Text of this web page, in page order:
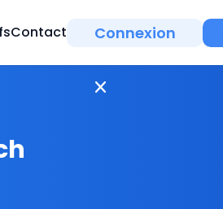
Contact Connexion